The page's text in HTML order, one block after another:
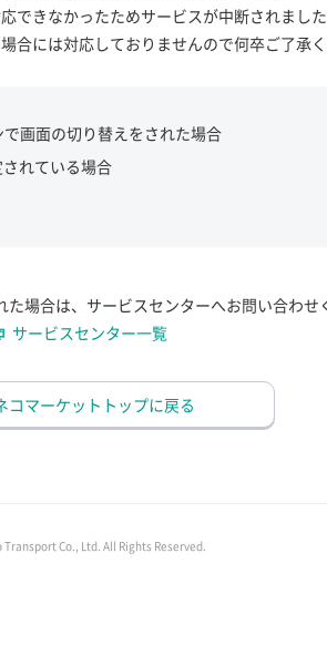
できなかったためサービスが中断されました
合には対応しておりませんので何卒ご了承く
画面の切り替えをされた場合
れている場合
場合は、サービスセンターへお問い合わせ
サービスセンター一覧
コマーケットトップに戻る
Co., Ltd. All Rights Reserved.